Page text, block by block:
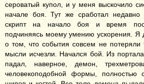
сероватый купол, и у меня выскочило
начале боя. Тут же сработал недавно
скрипт на начало боя и время
подчиняясь моему умению ускорения. Я
о том, что события совсем не
мысли исчезли. Начался бой. Из
падал, наверное, демон,
человекоподобной формы, полностью